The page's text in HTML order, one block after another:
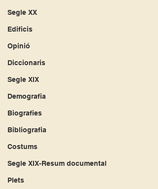
Segle XX
Edificis
Opinió
Diccionaris
Segle XIX
Demografia
Biografies
Bibliografia
Costums
Segle XIX-Resum documental
Plets